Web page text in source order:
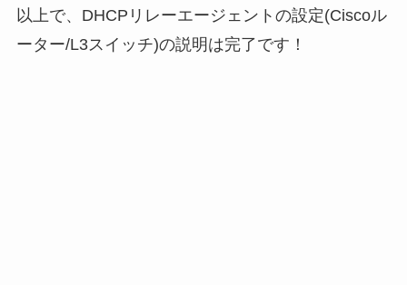
以上で、DHCPリレーエージェントの設定(Ciscoル
ーター/L3スイッチ)の説明は完了です！